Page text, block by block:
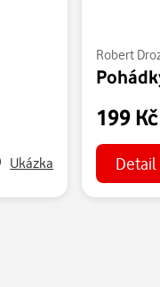
Ukázka
Robert
199
Detail